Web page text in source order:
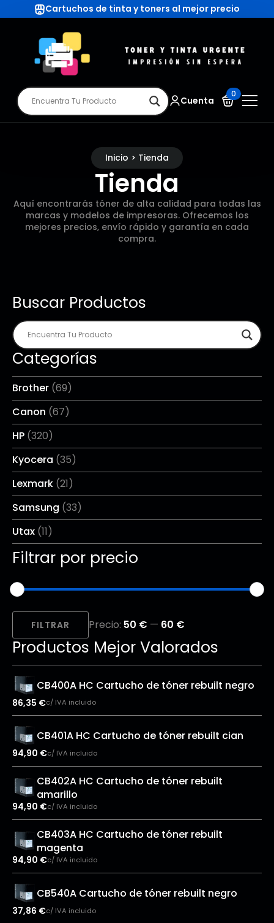
Cartuchos de tinta y toners al mejor precio
Cuenta
0
Inicio > Tienda
Tienda
Aquí encontrarás tóner de alta calidad para todas las
marcas y modelos de impresoras. Ofrecemos los
mejores precios, envío rápido y garantía en cada
compra.
Buscar Productos
Categorías
Brother (69)
Canon (67)
HP (320)
Kyocera (35)
Lexmark (21)
Samsung (33)
Utax (11)
Filtrar por precio
Precio
mínimo
Precio
máximo
FILTRAR Precio: 50 € — 60 €
Productos Mejor Valorados
CB400A HC Cartucho de tóner rebuilt negro
86,35 €c/ IVA incluido
CB401A HC Cartucho de tóner rebuilt cian
94,90 €c/ IVA incluido
CB402A HC Cartucho de tóner rebuilt
amarillo
94,90 €c/ IVA incluido
CB403A HC Cartucho de tóner rebuilt
magenta
94,90 €c/ IVA incluido
CB540A Cartucho de tóner rebuilt negro
37,86 €c/ IVA incluido